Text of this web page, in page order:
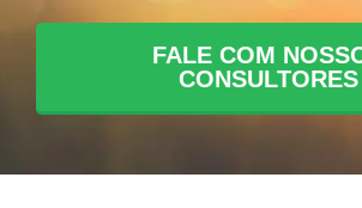
FALE COM
CONSULTORES